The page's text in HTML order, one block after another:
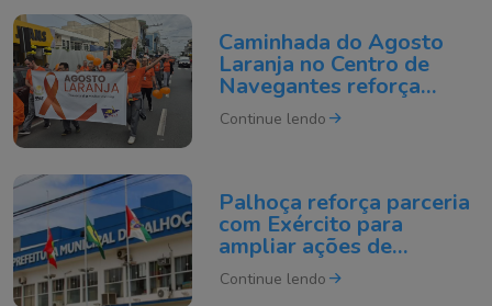
Caminhada do Agosto
Laranja no Centro de
Navegantes reforça
conscientização sobre
prevenção de
Continue lendo
Palhoça reforça parceria
com Exército para
ampliar ações de
segurança e emergências
Continue lendo